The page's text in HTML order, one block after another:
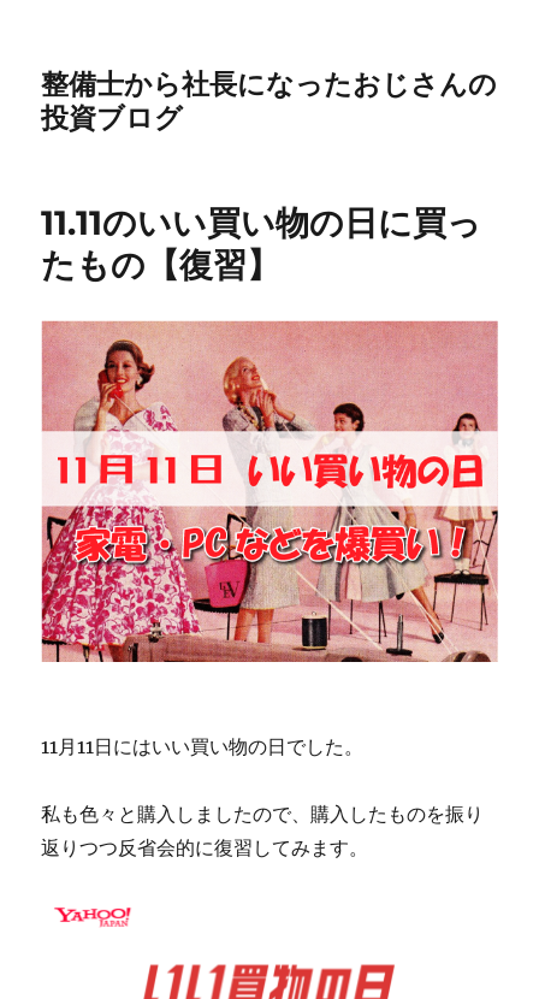
整備士から社長になったおじさんの
投資ブログ
11.11のいい買い物の日に買っ
たもの【復習】
11月11日にはいい買い物の日でした。
私も色々と購入しましたので、購入したものを振り
返りつつ反省会的に復習してみます。